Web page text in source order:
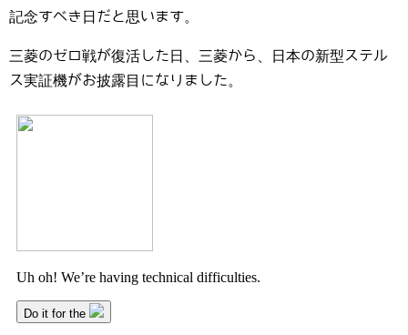
記念すべき日だと思います。
三菱のゼロ戦が復活した日、三菱から、日本の新型ステル
ス実証機がお披露目になりました。